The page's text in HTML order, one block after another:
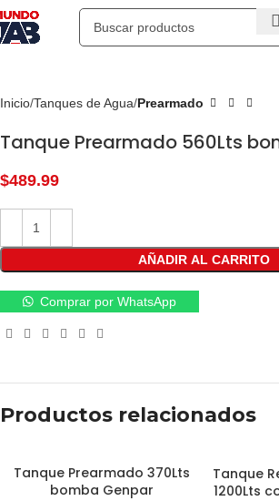
Inicio Tanques de Agua Prearmado
Tanque Prearmado 560Lts
$
AÑADIR AL CARRITO
Comprar por WhatsApp
Productos relacionados
Tanque Prearmado 370Lts
bomba Genpar
Tanque
1200Lts